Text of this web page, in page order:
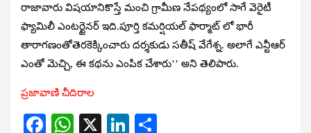
రాజావారు విషయానికొస్తే మంచి గ్రామీణ నేపథ్యంలో సాగే వెరైటీ
ఫ్యామిలీ ఎంటర్టైనర్ ఇది.పూర్తి కమర్షియల్ ఫార్మాట్ లో భారీ
తారాగణంతోతెరకెక్కించారు దర్శకుడు సతీష్ వేగేశ్న. అలాగే ఎన్టీఆర్
ఎంతో మెచ్చి, ఈ కథను ఎంపిక చేశారు’’ అని తెలిపారు.
ప్రజావాణి చీదిరాల
F
W X
Li